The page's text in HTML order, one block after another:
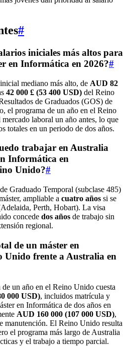
#
iniciales más altos para
en Informática en 2026?#
mediano más alto, de AUD 82
42 000 £ (53 400 USD) del Reino
de Graduados (GOS) de
el programa de un año en el Reino
laboral un año antes, lo que
totales en un periodo de dos años.
trabajar en Australia
Informática en
Unido?#
Graduado Temporal (subclase 485)
ampliable a cuatro años si se
Perth, Hobart). La visa
concede dos años de trabajo sin
regional.
de un máster en
Unido frente a Australia en
un año en el Reino Unido cuesta
000 USD), incluidos matrícula y
en Informática de dos años en
AUD 160 000 (107 000 USD),
manutención. El Reino Unido resulta
el programa más largo de Australia
y el trabajo a tiempo parcial.